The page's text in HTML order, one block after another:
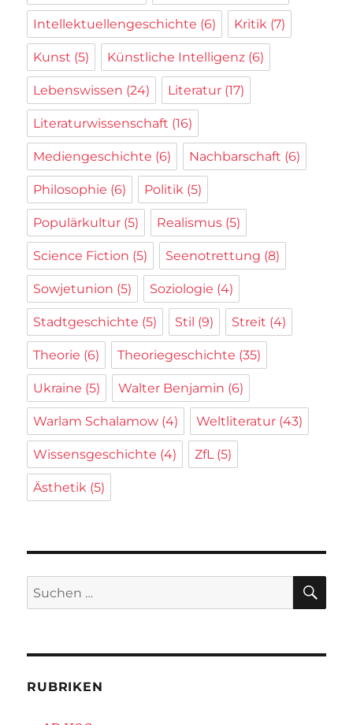
Intellektuellengeschichte (6) Kritik (7)
Kunst (5) Künstliche Intelligenz (6)
Lebenswissen (24) Literatur (17)
Literaturwissenschaft (16)
Mediengeschichte (6) Nachbarschaft (6)
Philosophie (6) Politik (5)
Populärkultur (5) Realismus (5)
Science Fiction (5) Seenotrettung (8)
Sowjetunion (5) Soziologie (4)
Stadtgeschichte (5) Stil (9) Streit (4)
Theorie (6) Theoriegeschichte (35)
Ukraine (5) Walter Benjamin (6)
Warlam Schalamow (4) Weltliteratur (43)
Wissensgeschichte (4) ZfL(5)
Ästhetik (5)
Suchen
nach:
RUBRIKEN